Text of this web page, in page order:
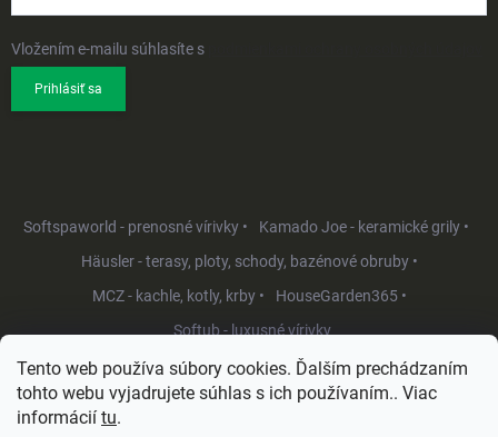
Tento web používa súbory cookies. Ďalším prechádzaním
tohto webu vyjadrujete súhlas s ich používaním.. Viac
informácií tu.
Vložením e-mailu súhlasíte s
Prihlásiť sa
Softspaworld - prenosné vírivky •
Kamado Joe - keramické grily •
Häusler - terasy, ploty, schody, bazénové obruby •
MCZ - kachle, kotly, krby •
HouseGarden365 •
Softub - luxusné vírivky